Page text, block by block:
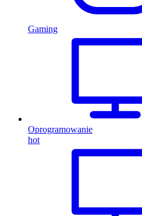
Gaming
Oprogramowanie
hot